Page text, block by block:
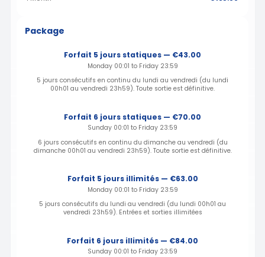
Package
Forfait 5 jours statiques — €43.00
Monday 00:01 to Friday 23:59
5 jours consécutifs en continu du lundi au vendredi (du lundi
00h01 au vendredi 23h59). Toute sortie est définitive.
Forfait 6 jours statiques — €70.00
Sunday 00:01 to Friday 23:59
6 jours consécutifs en continu du dimanche au vendredi (du
dimanche 00h01 au vendredi 23h59). Toute sortie est définitive.
Forfait 5 jours illimités — €63.00
Monday 00:01 to Friday 23:59
5 jours consécutifs du lundi au vendredi (du lundi 00h01 au
vendredi 23h59). Entrées et sorties illimitées
Forfait 6 jours illimités — €84.00
Sunday 00:01 to Friday 23:59